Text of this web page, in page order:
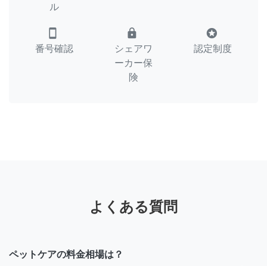
ル
smartphone
番号確認
lock
シェアワ
ーカー保
険
stars
認定制度
よくある質問
ペットケアの料金相場は？